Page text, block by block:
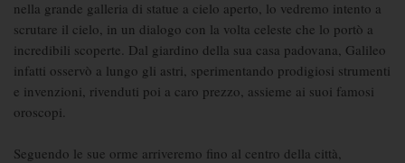
nella grande galleria di statue a cielo aperto, lo vedremo intento a
scrutare il cielo, in un dialogo con la volta celeste che lo portò a
incredibili scoperte. Dal giardino della sua casa padovana, Galileo
infatti osservò a lungo gli astri, sperimentando prodigiosi strumenti
e invenzioni, rivenduti poi a caro prezzo, assieme ai suoi famosi
oroscopi.
Seguendo le sue orme arriveremo fino al centro della città,